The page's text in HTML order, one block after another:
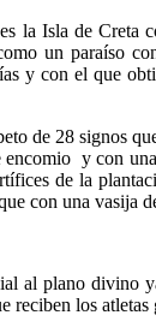
la Isla de
un paraíso
y con el que
de 28 signos
y con
de la
con una
al plano
los